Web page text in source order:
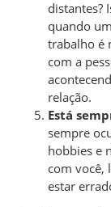
distantes?
quando
trabalho é
com a
relação.
Está
sempre
hobbies e
com você,
estar